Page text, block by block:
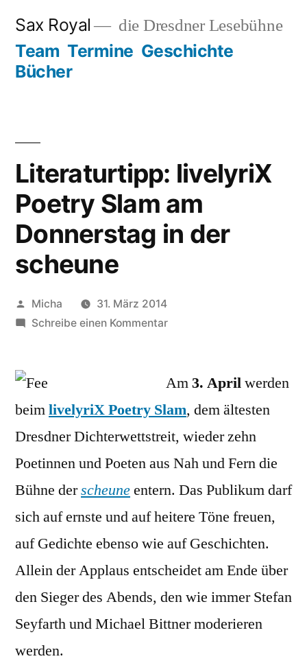
springen
Sax Royal die Dresdner Lesebühne
Team Termine Geschichte
Bücher
Literaturtipp: livelyriX
Poetry Slam am
Donnerstag in der
scheune
Veröffentlicht
von
Micha
31. März 2014
Schreibe einen Kommentarzu
Poetry
am
Donnerstag
in
scheune
Am3. Aprilwerden
beimlivelyriX Poetry Slam, dem ältesten
Dresdner Dichterwettstreit, wieder zehn
Poetinnen und Poeten aus Nah und Fern die
Bühne derscheuneentern. Das Publikum darf
sich auf ernste und auf heitere Töne freuen,
auf Gedichte ebenso wie auf Geschichten.
Allein der Applaus entscheidet am Ende über
den Sieger des Abends, den wie immer Stefan
Seyfarth und Michael Bittner moderieren
werden.